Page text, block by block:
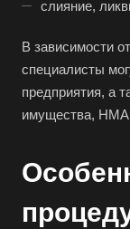
слияние,
В зависимости
специалисты
предприятия, а
имущества, НМА,